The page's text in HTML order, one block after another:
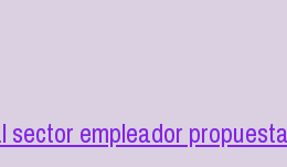
empleador